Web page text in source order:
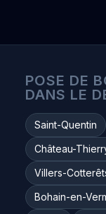
POSE DE
DANS LE
Saint-Quentin
Château-
Villers-
Bohain-en-